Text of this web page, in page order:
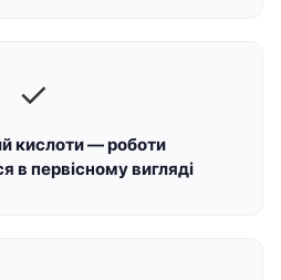
✓
кислоти — роботи
в первісному вигляді